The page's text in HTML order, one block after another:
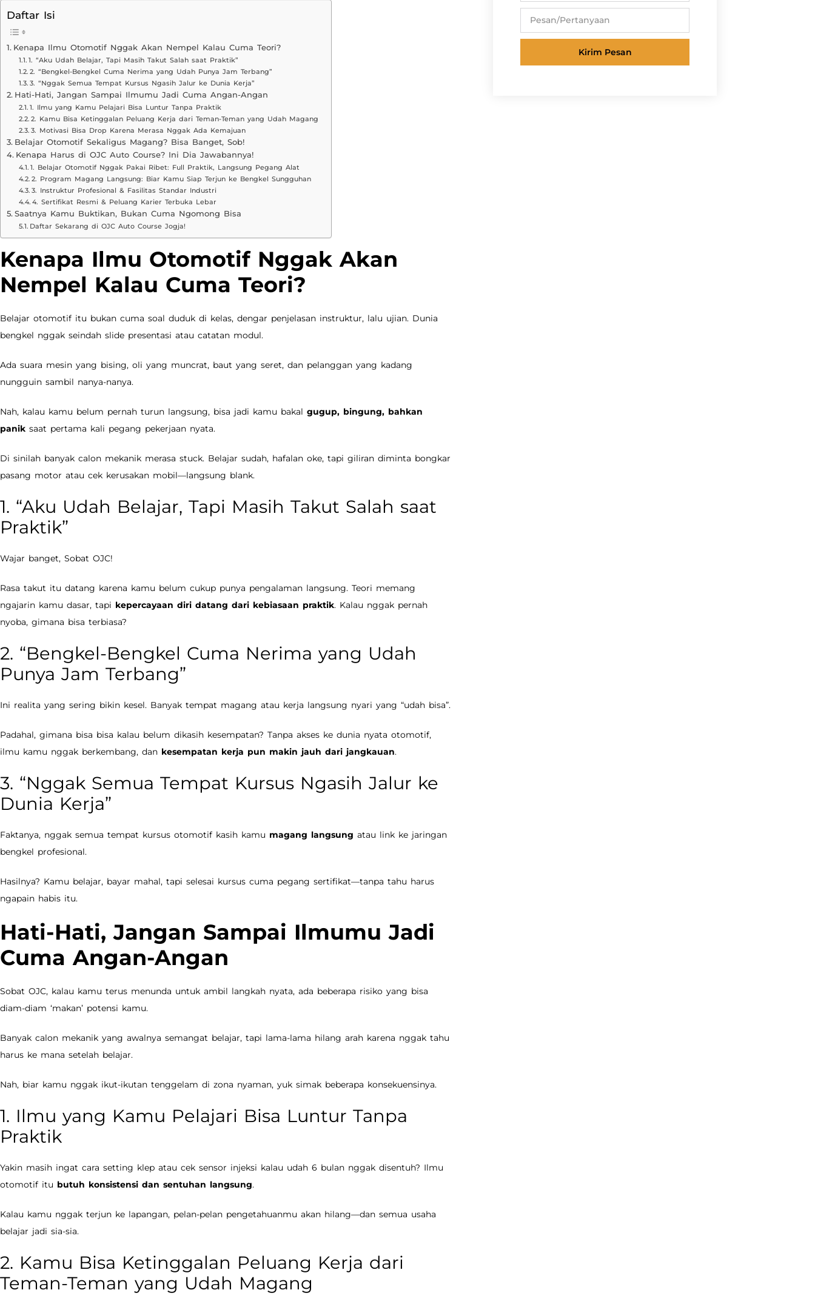
Daftar Isi
Kenapa Ilmu Otomotif Nggak Akan Nempel Kalau Cuma Teori?
1. “Aku Udah Belajar, Tapi Masih Takut Salah saat Praktik”
2. “Bengkel-Bengkel Cuma Nerima yang Udah Punya Jam Terbang”
3. “Nggak Semua Tempat Kursus Ngasih Jalur ke Dunia Kerja”
Hati-Hati, Jangan Sampai Ilmumu Jadi Cuma Angan-Angan
1. Ilmu yang Kamu Pelajari Bisa Luntur Tanpa Praktik
2. Kamu Bisa Ketinggalan Peluang Kerja dari Teman-Teman yang Udah Magang
3. Motivasi Bisa Drop Karena Merasa Nggak Ada Kemajuan
Belajar Otomotif Sekaligus Magang? Bisa Banget, Sob!
Kenapa Harus di OJC Auto Course? Ini Dia Jawabannya!
1. Belajar Otomotif Nggak Pakai Ribet: Full Praktik, Langsung Pegang Alat
2. Program Magang Langsung: Biar Kamu Siap Terjun ke Bengkel Sungguhan
3. Instruktur Profesional & Fasilitas Standar Industri
4. Sertifikat Resmi & Peluang Karier Terbuka Lebar
Saatnya Kamu Buktikan, Bukan Cuma Ngomong Bisa
Daftar Sekarang di OJC Auto Course Jogja!
Kenapa Ilmu Otomotif Nggak Akan
Nempel Kalau Cuma Teori?
Belajar otomotif itu bukan cuma soal duduk di kelas, dengar penjelasan instruktur, lalu ujian. Dunia
bengkel nggak seindah slide presentasi atau catatan modul.
Ada suara mesin yang bising, oli yang muncrat, baut yang seret, dan pelanggan yang kadang
nungguin sambil nanya-nanya.
Nah, kalau kamu belum pernah turun langsung, bisa jadi kamu bakal gugup, bingung, bahkan
panik saat pertama kali pegang pekerjaan nyata.
Di sinilah banyak calon mekanik merasa stuck. Belajar sudah, hafalan oke, tapi giliran diminta bongkar
pasang motor atau cek kerusakan mobil—langsung blank.
1. “Aku Udah Belajar, Tapi Masih Takut Salah saat
Praktik”
Wajar banget, Sobat OJC!
Rasa takut itu datang karena kamu belum cukup punya pengalaman langsung. Teori memang
ngajarin kamu dasar, tapi kepercayaan diri datang dari kebiasaan praktik. Kalau nggak pernah
nyoba, gimana bisa terbiasa?
2. “Bengkel-Bengkel Cuma Nerima yang Udah
Punya Jam Terbang”
Ini realita yang sering bikin kesel. Banyak tempat magang atau kerja langsung nyari yang “udah bisa”.
Padahal, gimana bisa bisa kalau belum dikasih kesempatan? Tanpa akses ke dunia nyata otomotif,
ilmu kamu nggak berkembang, dan kesempatan kerja pun makin jauh dari jangkauan.
3. “Nggak Semua Tempat Kursus Ngasih Jalur ke
Dunia Kerja”
Faktanya, nggak semua tempat kursus otomotif kasih kamu magang langsung atau link ke jaringan
bengkel profesional.
Hasilnya? Kamu belajar, bayar mahal, tapi selesai kursus cuma pegang sertifikat—tanpa tahu harus
ngapain habis itu.
Hati-Hati, Jangan Sampai Ilmumu Jadi
Cuma Angan-Angan
Sobat OJC, kalau kamu terus menunda untuk ambil langkah nyata, ada beberapa risiko yang bisa
diam-diam ‘makan’ potensi kamu.
Banyak calon mekanik yang awalnya semangat belajar, tapi lama-lama hilang arah karena nggak tahu
harus ke mana setelah belajar.
Nah, biar kamu nggak ikut-ikutan tenggelam di zona nyaman, yuk simak beberapa konsekuensinya.
1. Ilmu yang Kamu Pelajari Bisa Luntur Tanpa
Praktik
Yakin masih ingat cara setting klep atau cek sensor injeksi kalau udah 6 bulan nggak disentuh? Ilmu
otomotif itu butuh konsistensi dan sentuhan langsung.
Kalau kamu nggak terjun ke lapangan, pelan-pelan pengetahuanmu akan hilang—dan semua usaha
belajar jadi sia-sia.
2. Kamu Bisa Ketinggalan Peluang Kerja dari
Teman-Teman yang Udah Magang
Kirim Pesan